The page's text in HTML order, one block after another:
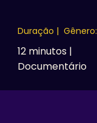
Duração | Gênero:
12 minutos |
Documentário